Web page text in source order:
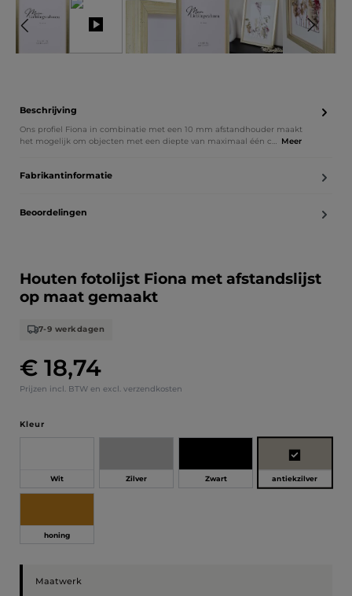
Beschrijving
Ons profiel Fiona in combinatie met een 10 mm afstandhouder maakt
het mogelijk om objecten met een diepte van maximaal één c… Meer
Fabrikantinformatie
Beoordelingen
Houten fotolijst Fiona met afstandslijst
op maat gemaakt
Normale prijs:
€ 18,74
Prijzen incl. BTW en excl. verzendkosten
7-9 werkdagen
Selecteer
Kleur
Wit Zilver Zwart antiekzilver
honing
Maatwerk